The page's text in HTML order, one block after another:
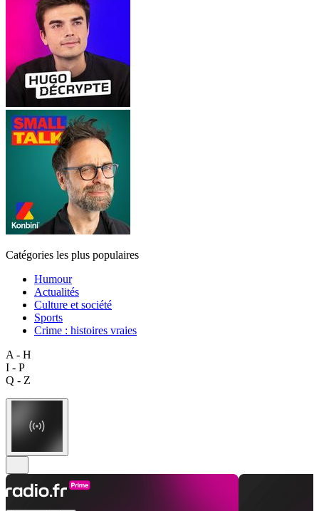
Catégories les plus populaires
Humour
Actualités
Culture et société
Sports
Crime : histoires vraies
A - H
I - P
Q - Z